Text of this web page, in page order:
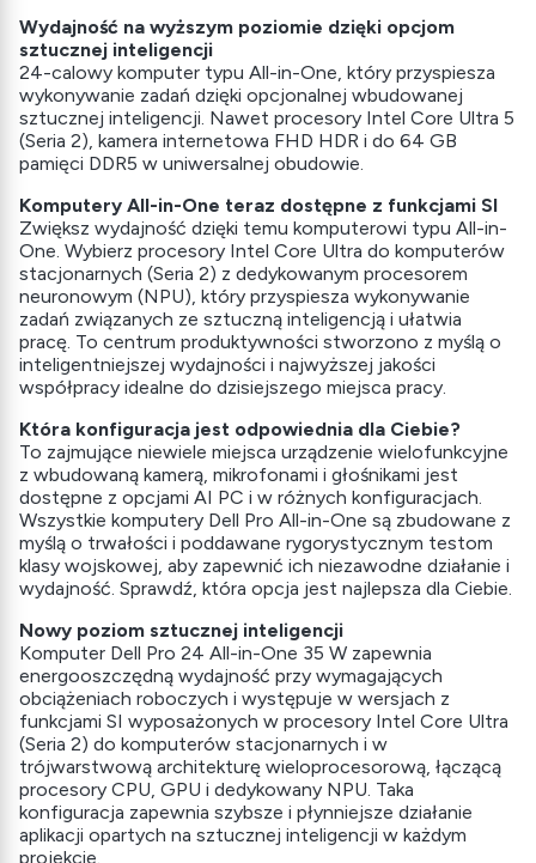
Wydajność na wyższym poziomie dzięki opcjom
sztucznej inteligencji
24-calowy komputer typu All-in-One, który przyspiesza
wykonywanie zadań dzięki opcjonalnej wbudowanej
sztucznej inteligencji. Nawet procesory Intel Core Ultra 5
(Seria 2), kamera internetowa FHD HDR i do 64 GB
pamięci DDR5 w uniwersalnej obudowie.
Komputery All-in-One teraz dostępne z funkcjami SI
Zwiększ wydajność dzięki temu komputerowi typu All-in-
One. Wybierz procesory Intel Core Ultra do komputerów
stacjonarnych (Seria 2) z dedykowanym procesorem
neuronowym (NPU), który przyspiesza wykonywanie
zadań związanych ze sztuczną inteligencją i ułatwia
pracę. To centrum produktywności stworzono z myślą o
inteligentniejszej wydajności i najwyższej jakości
współpracy idealne do dzisiejszego miejsca pracy.
Która konfiguracja jest odpowiednia dla Ciebie?
To zajmujące niewiele miejsca urządzenie wielofunkcyjne
z wbudowaną kamerą, mikrofonami i głośnikami jest
dostępne z opcjami AI PC i w różnych konfiguracjach.
Wszystkie komputery Dell Pro All-in-One są zbudowane z
myślą o trwałości i poddawane rygorystycznym testom
klasy wojskowej, aby zapewnić ich niezawodne działanie i
wydajność. Sprawdź, która opcja jest najlepsza dla Ciebie.
Nowy poziom sztucznej inteligencji
Komputer Dell Pro 24 All-in-One 35 W zapewnia
energooszczędną wydajność przy wymagających
obciążeniach roboczych i występuje w wersjach z
funkcjami SI wyposażonych w procesory Intel Core Ultra
(Seria 2) do komputerów stacjonarnych i w
trójwarstwową architekturę wieloprocesorową, łączącą
procesory CPU, GPU i dedykowany NPU. Taka
konfiguracja zapewnia szybsze i płynniejsze działanie
aplikacji opartych na sztucznej inteligencji w każdym
projekcie.